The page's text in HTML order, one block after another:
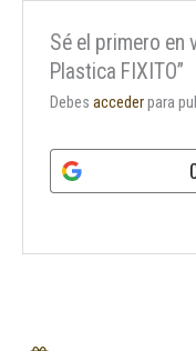
Sé el primero en
Plastica FIXITO”
Debesaccederpara